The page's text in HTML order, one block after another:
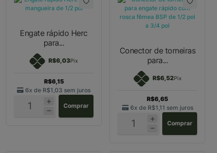
Engate rápido Herc
para...
R$6,03Pix
R$6,15
6x de R$1,03 sem juros
Comprar
Conector de torneiras
para...
R$6,52Pix
R$6,65
6x de R$1,11 sem juros
Comprar